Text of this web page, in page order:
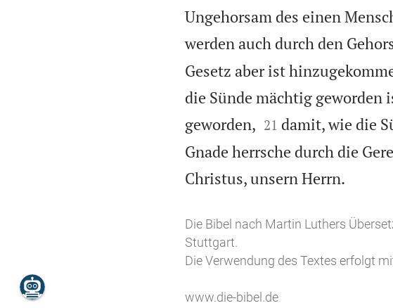
Ungehorsam des einen
werden auch durch den
Gesetz aber ist
die Sünde mächtig geworden
geworden, 

21 damit, wie die
Gnade herrsche durch die
Christus, unsern Herrn.
Die Bibel nach Martin Luthers
Stuttgart.
Die Verwendung des Textes erfolgt
www.die-bibel.de